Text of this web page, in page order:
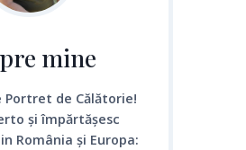
mine
Portret de Călătorie!
și împărtășesc
România și Europa: